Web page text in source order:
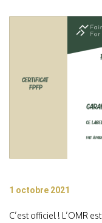
1 octobre 2021
C’est officiel ! L’OMR